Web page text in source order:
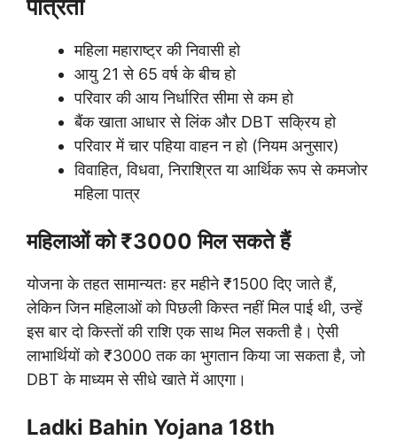
पात्रता
महिला महाराष्ट्र की निवासी हो
आयु 21 से 65 वर्ष के बीच हो
परिवार की आय निर्धारित सीमा से कम हो
बैंक खाता आधार से लिंक और DBT सक्रिय हो
परिवार में चार पहिया वाहन न हो (नियम अनुसार)
विवाहित, विधवा, निराश्रित या आर्थिक रूप से कमजोर
महिला पात्र
महिलाओं को ₹3000 मिल सकते हैं
योजना के तहत सामान्यतः हर महीने ₹1500 दिए जाते हैं,
लेकिन जिन महिलाओं को पिछली किस्त नहीं मिल पाई थी, उन्हें
इस बार दो किस्तों की राशि एक साथ मिल सकती है। ऐसी
लाभार्थियों को ₹3000 तक का भुगतान किया जा सकता है, जो
DBT के माध्यम से सीधे खाते में आएगा।
Ladki Bahin Yojana 18th